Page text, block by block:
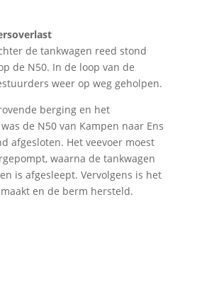
de tankwagen reed stond
de N50. In de loop van de
weer op weg geholpen.
berging en het
de N50 van Kampen naar Ens
afgesloten. Het veevoer moest
waarna de tankwagen
is afgesleept. Vervolgens is het
en de berm hersteld.